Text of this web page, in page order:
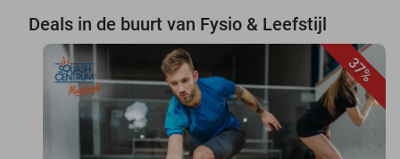
Deals in de buurt van Fysio & Leefstijl
37%